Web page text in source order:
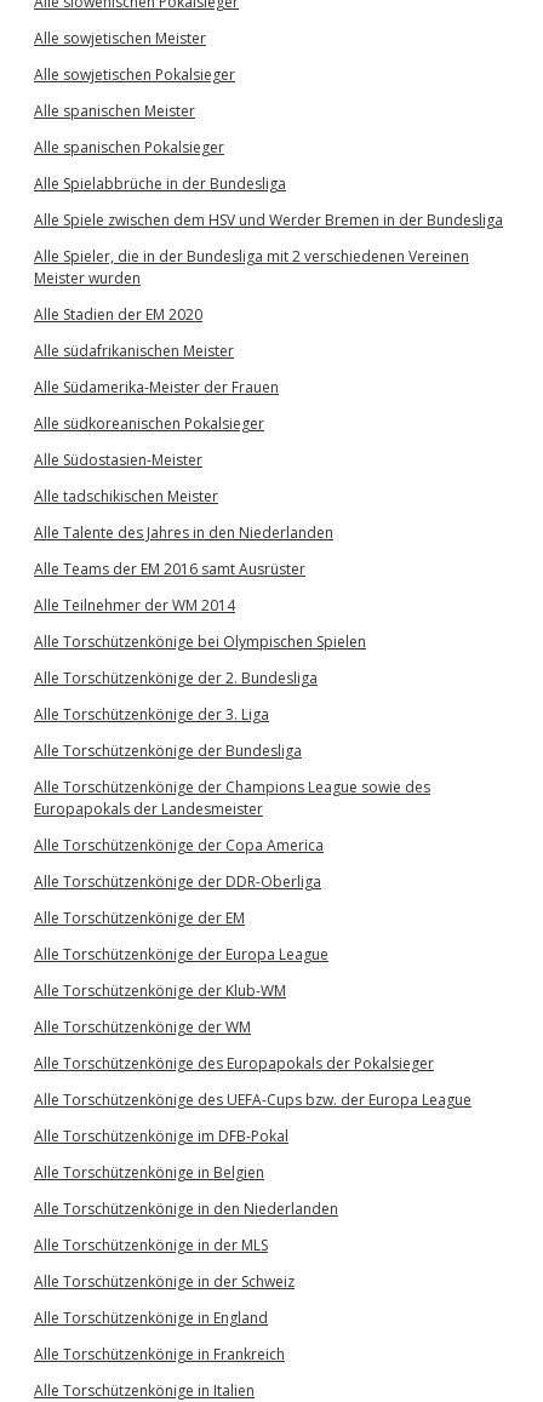
Alle sowjetischen Meister
Alle sowjetischen Pokalsieger
Alle spanischen Meister
Alle spanischen Pokalsieger
Alle Spielabbrüche in der Bundesliga
Alle Spiele zwischen dem HSV und Werder Bremen in der Bundesliga
Alle Spieler, die in der Bundesliga mit 2 verschiedenen Vereinen
Meister wurden
Alle Stadien der EM 2020
Alle südafrikanischen Meister
Alle Südamerika-Meister der Frauen
Alle südkoreanischen Pokalsieger
Alle Südostasien-Meister
Alle tadschikischen Meister
Alle Talente des Jahres in den Niederlanden
Alle Teams der EM 2016 samt Ausrüster
Alle Teilnehmer der WM 2014
Alle Torschützenkönige bei Olympischen Spielen
Alle Torschützenkönige der 2. Bundesliga
Alle Torschützenkönige der 3. Liga
Alle Torschützenkönige der Bundesliga
Alle Torschützenkönige der Champions League sowie des
Europapokals der Landesmeister
Alle Torschützenkönige der Copa America
Alle Torschützenkönige der DDR-Oberliga
Alle Torschützenkönige der EM
Alle Torschützenkönige der Europa League
Alle Torschützenkönige der Klub-WM
Alle Torschützenkönige der WM
Alle Torschützenkönige des Europapokals der Pokalsieger
Alle Torschützenkönige des UEFA-Cups bzw. der Europa League
Alle Torschützenkönige im DFB-Pokal
Alle Torschützenkönige in Belgien
Alle Torschützenkönige in den Niederlanden
Alle Torschützenkönige in der MLS
Alle Torschützenkönige in der Schweiz
Alle Torschützenkönige in England
Alle Torschützenkönige in Frankreich
Alle Torschützenkönige in Italien